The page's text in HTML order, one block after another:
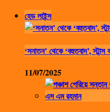
হেড লাইন্স
‘সনাতন’ থেকে ‘বহুতবাদ’,
11/07/2025